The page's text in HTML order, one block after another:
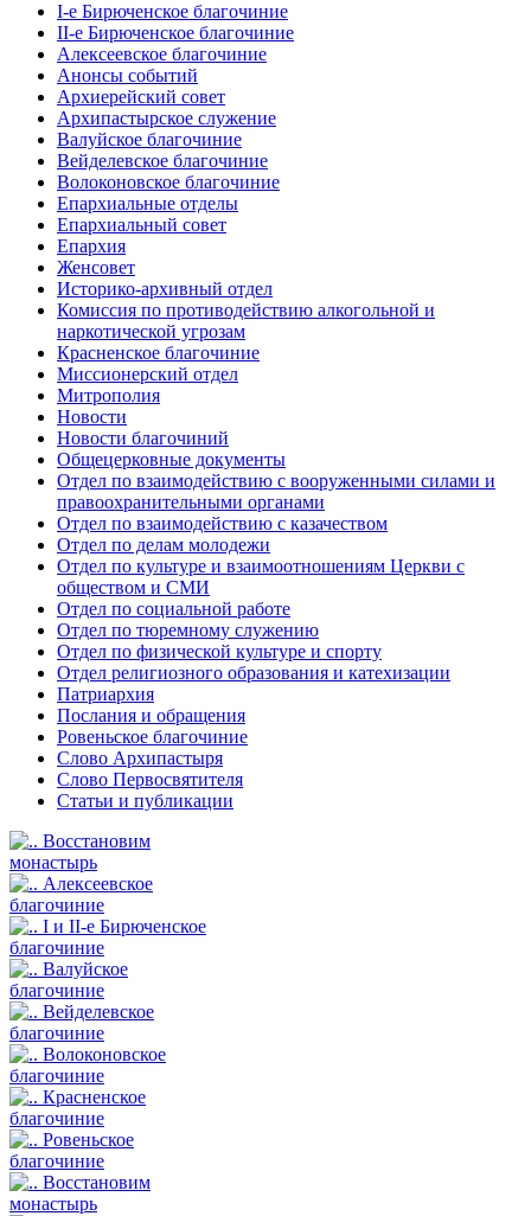
I-е Бирюченское благочиние
II-е Бирюченское благочиние
Алексеевское благочиние
Анонсы событий
Архиерейский совет
Архипастырское служение
Валуйское благочиние
Вейделевское благочиние
Волоконовское благочиние
Епархиальные отделы
Епархиальный совет
Епархия
Женсовет
Историко-архивный отдел
Комиссия по противодействию алкогольной и
наркотической угрозам
Красненское благочиние
Миссионерский отдел
Митрополия
Новости
Новости благочиний
Общецерковные документы
Отдел по взаимодействию с вооруженными силами и
правоохранительными органами
Отдел по взаимодействию с казачеством
Отдел по делам молодежи
Отдел по культуре и взаимоотношениям Церкви с
обществом и СМИ
Отдел по социальной работе
Отдел по тюремному служению
Отдел по физической культуре и спорту
Отдел религиозного образования и катехизации
Патриархия
Послания и обращения
Ровеньское благочиние
Слово Архипастыря
Слово Первосвятителя
Статьи и публикации
Восстановим
монастырь
Алексеевское
благочиние
I и II-е Бирюченское
благочиние
Валуйское
благочиние
Вейделевское
благочиние
Волоконовское
благочиние
Красненское
благочиние
Ровеньское
благочиние
Восстановим
монастырь